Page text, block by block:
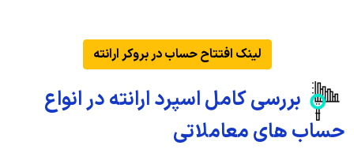
لینک افتتاح حساب در بروکر ارانته
بررسی کامل اسپرد ارانته در انواع
حساب های معاملاتی